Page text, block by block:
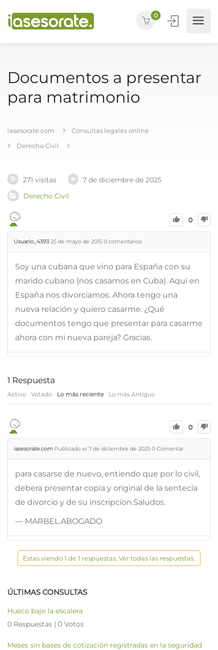
0
Documentos a presentar
para matrimonio
iasesorate.com
Consultas legales online
Derecho Civil
271 visitas
7 de diciembre de 2025
Derecho Civil
0
Usuario_4393 25 de mayo de 2015 0 comentarios
Soy una cubana que vino para España con su
marido cubano (nos casamos en Cuba). Aquí en
España nos divorciamos. Ahora tengo una
nueva relación y quiero casarme. ¿Qué
documentos tengo que presentar para casarme
ahora con mi nueva pareja? Gracias.
1 Respuesta
Activo Votado Lo más reciente Lo más Antiguo
0
iasesorate.com Publicado el 7 de diciembre de 2025 0 Comentar
para casarse de nuevo, entiendo que por lo civil,
debera presentar copia y original de la sentecia
de divorcio y de su inscripcion.Saludos.
— MARBEL.ABOGADO
Estas viendo 1 de 1 respuestas. Ver todas las respuestas.
ÚLTIMAS CONSULTAS
Hueco bajo la escalera
0 Respuestas | 0 Votos
Meses sin bases de cotización registradas en la seguridad